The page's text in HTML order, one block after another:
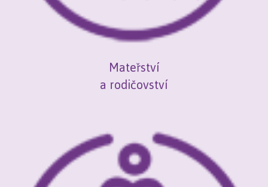
Mateřství
a rodičovství